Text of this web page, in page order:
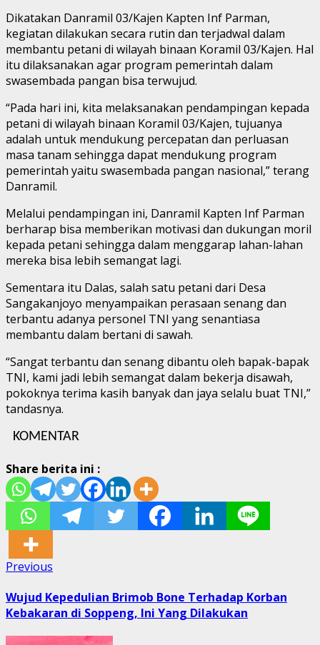
Dikatakan Danramil 03/Kajen Kapten Inf Parman,
kegiatan dilakukan secara rutin dan terjadwal dalam
membantu petani di wilayah binaan Koramil 03/Kajen. Hal
itu dilaksanakan agar program pemerintah dalam
swasembada pangan bisa terwujud.
“Pada hari ini, kita melaksanakan pendampingan kepada
petani di wilayah binaan Koramil 03/Kajen, tujuanya
adalah untuk mendukung percepatan dan perluasan
masa tanam sehingga dapat mendukung program
pemerintah yaitu swasembada pangan nasional,” terang
Danramil.
Melalui pendampingan ini, Danramil Kapten Inf Parman
berharap bisa memberikan motivasi dan dukungan moril
kepada petani sehingga dalam menggarap lahan-lahan
mereka bisa lebih semangat lagi.
Sementara itu Dalas, salah satu petani dari Desa
Sangakanjoyo menyampaikan perasaan senang dan
terbantu adanya personel TNI yang senantiasa
membantu dalam bertani di sawah.
“Sangat terbantu dan senang dibantu oleh bapak-bapak
TNI, kami jadi lebih semangat dalam bekerja disawah,
pokoknya terima kasih banyak dan jaya selalu buat TNI,”
tandasnya.
KOMENTAR
Share berita ini :
Post
navigation
Previous
Wujud Kepedulian Brimob Bone Terhadap Korban
Kebakaran di Soppeng, Ini Yang Dilakukan